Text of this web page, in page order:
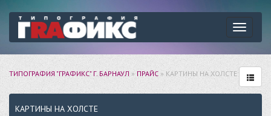
ТИПОГРАФИЯ "ГРАФИКС" Г. БАРНАУЛ»ПРАЙС» КАРТИНЫ НА ХОЛСТЕ
КАРТИНЫ НА ХОЛСТЕ